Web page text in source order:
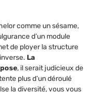
comme un sésame,
d’un module
de ployer la structure
La
, il serait judicieux de
plus d’un déroulé
la diversité, vous vous